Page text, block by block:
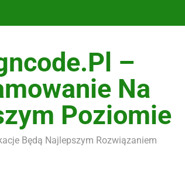
–
Na
Poziomie
Będą Najlepszym Rozwiązaniem